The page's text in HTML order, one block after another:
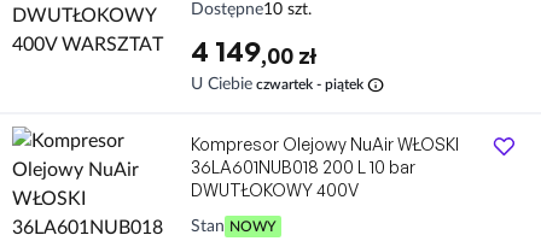
Dostępne10 szt.
4 149,00 zł
U Ciebie czwartek - piątek info
Kompresor Olejowy NuAir WŁOSKI
36LA601NUB018 200 L 10 bar
DWUTŁOKOWY 400V
Stan NOWY